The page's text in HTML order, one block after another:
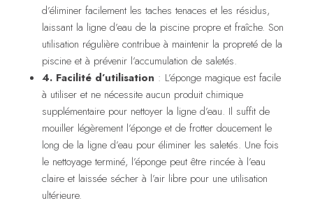
d’éliminer facilement les taches tenaces et les résidus,
laissant la ligne d’eau de la piscine propre et fraîche. Son
utilisation régulière contribue à maintenir la propreté de la
piscine et à prévenir l’accumulation de saletés.
4. Facilité d’utilisation : L’éponge magique est facile
à utiliser et ne nécessite aucun produit chimique
supplémentaire pour nettoyer la ligne d’eau. Il suffit de
mouiller légèrement l’éponge et de frotter doucement le
long de la ligne d’eau pour éliminer les saletés. Une fois
le nettoyage terminé, l’éponge peut être rincée à l’eau
claire et laissée sécher à l’air libre pour une utilisation
ultérieure.